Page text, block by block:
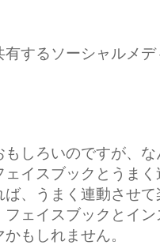
するソーシャルメ
しろいのですが、
イスブックとうま
、うまく連動させ
ェイスブックとイ
もしれません。